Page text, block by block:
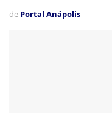
de Portal Anápolis